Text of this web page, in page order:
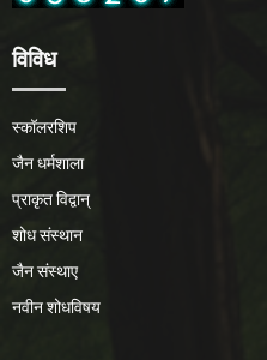
विविध
स्कॉलरशिप
जैन धर्मशाला
प्राकृत विद्वान्
शोध संस्थान
जैन संस्थाए
नवीन शोधविषय